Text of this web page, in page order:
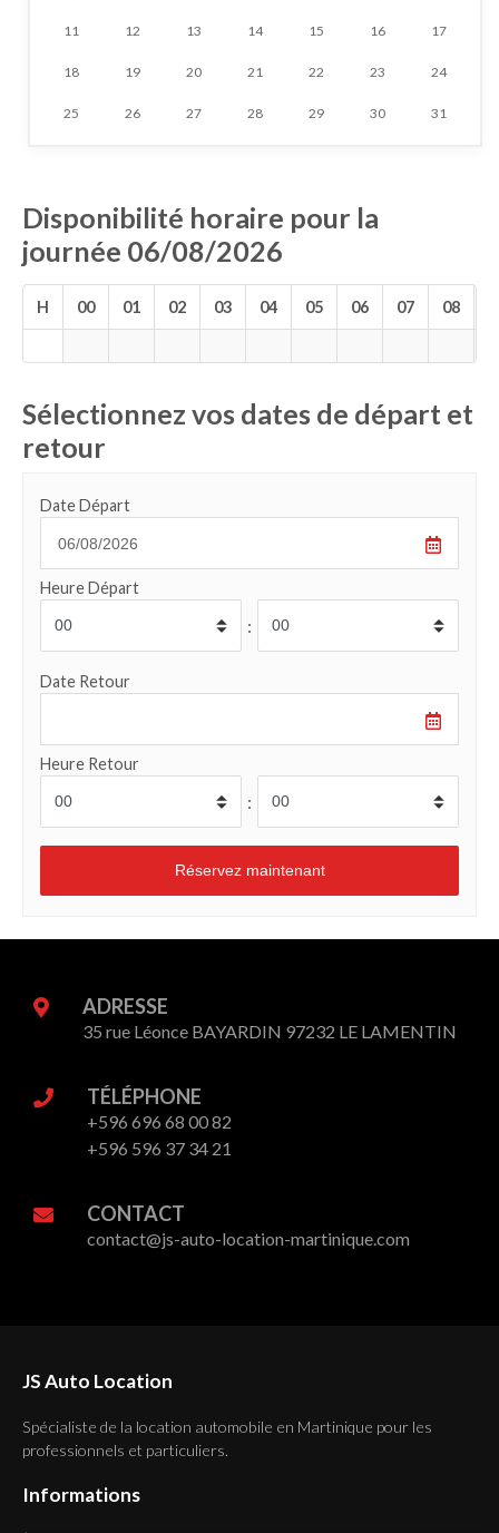
11 12 13 14 15 16 17
18 19 20 21 22 23 24
25 26 27 28 29 30 31
Disponibilité horaire pour la
journée 06/08/2026
H 00 01 02 03 04 05 06 07 08
Sélectionnez vos dates de départ et
retour
Date Départ
Heure Départ
:
Date Retour
Heure Retour
:
ADRESSE
35 rue Léonce BAYARDIN 97232 LE LAMENTIN
TÉLÉPHONE
+596 696 68 00 82
+596 596 37 34 21
CONTACT
contact@js-auto-location-martinique.com
JS Auto Location
Spécialiste de la location automobile en Martinique pour les
professionnels et particuliers.
Informations